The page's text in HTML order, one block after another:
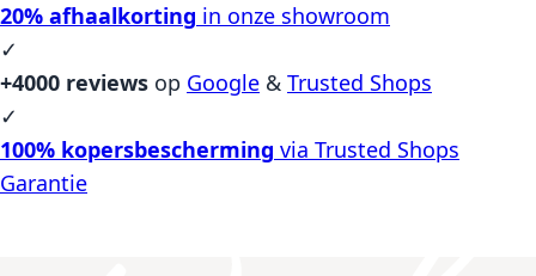
20% afhaalkorting in onze showroom
✓
+4000 reviews op Google & Trusted Shops
✓
100% kopersbescherming via Trusted Shops
Garantie